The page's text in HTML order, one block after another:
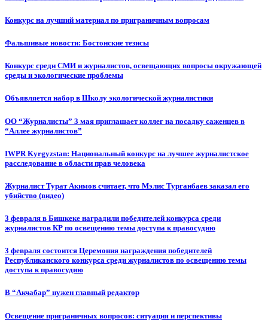
Конкурс на лучший материал по приграничным вопросам
Фальшивые новости: Бостонские тезисы
Конкурс среди СМИ и журналистов, освещающих вопросы окружающей
среды и экологические проблемы
Объявляется набор в Школу экологической журналистики
ОО “Журналисты” 3 мая приглашает коллег на посадку саженцев в
“Аллее журналистов”
IWPR Kyrgyzstan: Национальный конкурс на лучшее журналистское
расследование в области прав человека
Журналист Турат Акимов считает, что Мэлис Турганбаев заказал его
убийство (видео)
3 февраля в Бишкеке наградили победителей конкурса среди
журналистов КР по освещению темы доступа к правосудию
3 февраля состоится Церемония награждения победителей
Республиканского конкурса среди журналистов по освещению темы
доступа к правосудию
В “Акчабар” нужен главный редактор
Освещение приграничных вопросов: ситуация и перспективы